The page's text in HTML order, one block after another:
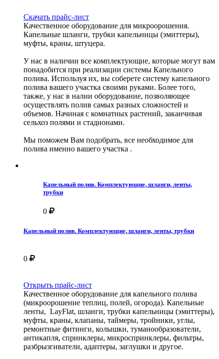
Скачать прайс-лист
Качественное оборудование для микроорошения.
Капельные шланги, трубки капельницы (эмиттеры),
муфты, краны, штуцера.
У нас в наличии все комплектующие, которые могут вам
понадобится при реализации системы Капельного
полива. Используя их, вы соберете систему капельного
полива вашего участка своими руками. Более того,
также, у нас в налии оборудование, позволяющее
осуществлять полив самых разных сложностей и
объемов. Начиная с комнатных растений, заканчивая
сельхоз полями и стадионами.
Мы поможем Вам подобрать, все необходимое для
полива именно вашего участка .
Капельный полив. Комплектующие, шланги, ленты,
трубки
0
Капельный полив. Комплектующие, шланги, ленты, трубки
0
Открыть прайс-лист
Качественное оборудование для капельного полива
(микроорошение теплиц, полей, огорода). Капельные
ленты, LayFlat, шланги, трубки капельницы (эмиттеры),
муфты, краны, клапаны, таймеры, тройники, углы,
ремонтные фитинги, колышки, туманообразователи,
антикапля, спринклеры, микроспринклеры, фильтры,
разбрызгиватели, адаптеры, заглушки и другое.